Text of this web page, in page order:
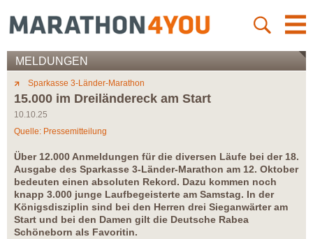
MELDUNGEN
Sparkasse 3-Länder-Marathon
15.000 im Dreiländereck am Start
10.10.25
Quelle: Pressemitteilung
Über 12.000 Anmeldungen für die diversen Läufe bei der 18.
Ausgabe des Sparkasse 3-Länder-Marathon am 12. Oktober
bedeuten einen absoluten Rekord. Dazu kommen noch
knapp 3.000 junge Laufbegeisterte am Samstag. In der
Königsdisziplin sind bei den Herren drei Sieganwärter am
Start und bei den Damen gilt die Deutsche Rabea
Schöneborn als Favoritin.